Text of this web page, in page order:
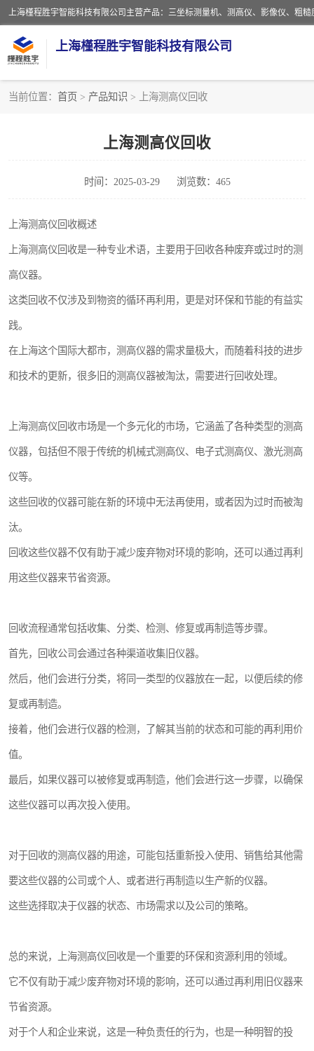
上海槿程胜宇智能科技有限公司
当前位置： 首页 > 产品知识 > 上海测高仪回收
上海测高仪回收
时间：2025-03-29 浏览数：465
上海测高仪回收概述
上海测高仪回收是一种专业术语，主要用于回收各种废弃或过时的测
高仪器。
这类回收不仅涉及到物资的循环再利用，更是对环保和节能的有益实
践。
在上海这个国际大都市，测高仪器的需求量极大，而随着科技的进步
和技术的更新，很多旧的测高仪器被淘汰，需要进行回收处理。
上海测高仪回收市场是一个多元化的市场，它涵盖了各种类型的测高
仪器，包括但不限于传统的机械式测高仪、电子式测高仪、激光测高
仪等。
这些回收的仪器可能在新的环境中无法再使用，或者因为过时而被淘
汰。
回收这些仪器不仅有助于减少废弃物对环境的影响，还可以通过再利
用这些仪器来节省资源。
回收流程通常包括收集、分类、检测、修复或再制造等步骤。
首先，回收公司会通过各种渠道收集旧仪器。
然后，他们会进行分类，将同一类型的仪器放在一起，以便后续的修
复或再制造。
接着，他们会进行仪器的检测，了解其当前的状态和可能的再利用价
值。
最后，如果仪器可以被修复或再制造，他们会进行这一步骤，以确保
这些仪器可以再次投入使用。
对于回收的测高仪器的用途，可能包括重新投入使用、销售给其他需
要这些仪器的公司或个人、或者进行再制造以生产新的仪器。
这些选择取决于仪器的状态、市场需求以及公司的策略。
总的来说，上海测高仪回收是一个重要的环保和资源利用的领域。
它不仅有助于减少废弃物对环境的影响，还可以通过再利用旧仪器来
节省资源。
对于个人和企业来说，这是一种负责任的行为，也是一种明智的投
三坐标测量仪
扳手
洛氏硬度计
布洛维硬度计
镶嵌机
测针
螺纹规